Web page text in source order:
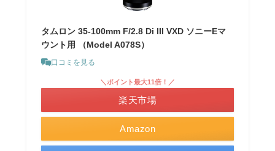
タムロン 35-100mm F/2.8 Di III VXD ソニーEマ
ウント用 （Model A078S）
口コミを見る
Amazon
＼ポイント最大11倍！／
楽天市場